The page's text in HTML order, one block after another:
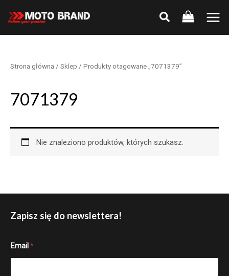
Main
Strona główna / Sklep / Produkty otagowane „7071379”
7071379
Nie znaleziono produktów, których szukasz.
Zapisz się do newslettera!
m
Email *